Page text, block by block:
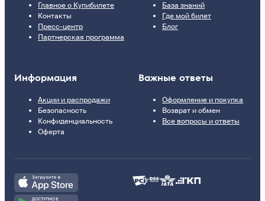
Главное о Купибилете
Контакты
Пресс-центр
Партнерская программа
База знаний
Где мой билет
Блог
Информация
Акции и распродажи
Безопасность
Конфиденциальность
Оферта
Важные ответы
Оформление и покупка
Возврат и обмен
Все вопросы и ответы